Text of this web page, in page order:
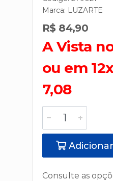
Marca: LUZARTE
R$ 84,90
A Vista
ou em
7,08
Consulte as